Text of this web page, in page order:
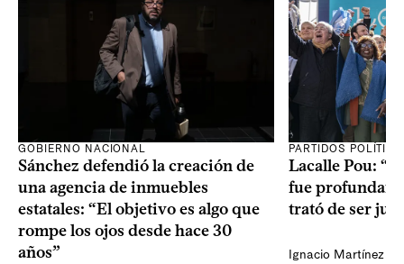
GOBIERNO NACIONAL
Sánchez defendió la creación de
una agencia de inmuebles
estatales: “El objetivo es algo que
rompe los ojos desde hace 30
años”
PARTIDOS
Lacalle Pou:
fue
trató de ser
Ignacio Martínez